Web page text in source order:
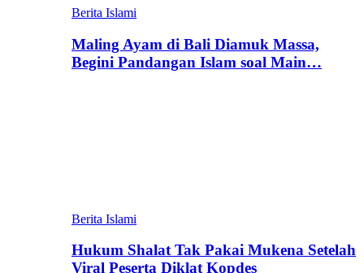
Berita Islami
Maling Ayam di Bali Diamuk Massa,
Begini Pandangan Islam soal Main…
Berita Islami
Hukum Shalat Tak Pakai Mukena Setelah
Viral Peserta Diklat Kopdes